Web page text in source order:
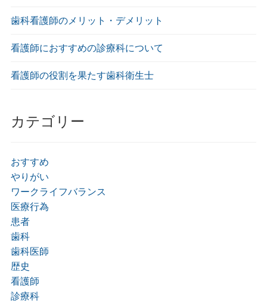
歯科看護師のメリット・デメリット
看護師におすすめの診療科について
看護師の役割を果たす歯科衛生士
カテゴリー
おすすめ
やりがい
ワークライフバランス
医療行為
患者
歯科
歯科医師
歴史
看護師
診療科